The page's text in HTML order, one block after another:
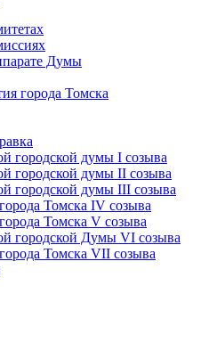
Думы
города Томска
городской думы I созыва
городской думы II созыва
городской думы III созыва
Томска IV созыва
Томска V созыва
городской Думы VI созыва
Томска VII созыва